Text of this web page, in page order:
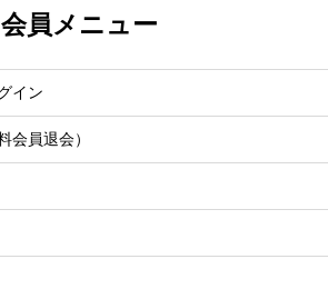
会員メニュー
イン
会員退会）